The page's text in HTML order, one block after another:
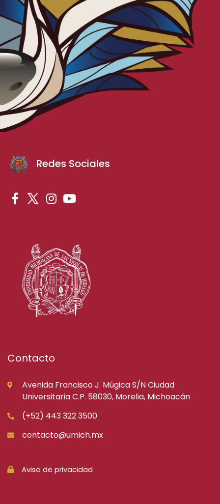
Redes Sociales
Contacto
Avenida Francisco J. Múgica S/N Ciudad
Universitaria C.P. 58030, Morelia, Michoacán
(+52) 443 322 3500
contacto@umich.mx
Aviso de privacidad